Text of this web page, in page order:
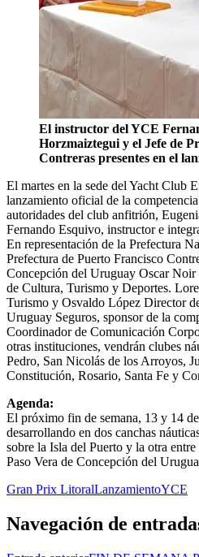
El instructor del YCE
Horzmaiztegui y el Jefe de
Contreras presentes en el
El martes en la sede del Yacht Club
lanzamiento oficial de la
autoridades del club anfitrión,
Fernando Esquivo, instructor e
En representación de la Prefectura
Prefectura de Puerto Francisco
Concepción del Uruguay Oscar Noir
de Cultura, Turismo y Deportes.
Turismo y Osvaldo López Director
Uruguay Seguros, sponsor de la
Coordinador de Comunicación
otras instituciones, vendrán clubes
Pedro, San Nicolás de los Arroyos,
Constitución, Rosario, Santa Fe y
Agenda:
El próximo fin de semana, 13 y 14 de
desarrollando en dos canchas
sobre la Isla del Puerto y la otra
Paso Vera de Concepción del
Gran Prix LitoralLanzamientoYCE
Navegación de